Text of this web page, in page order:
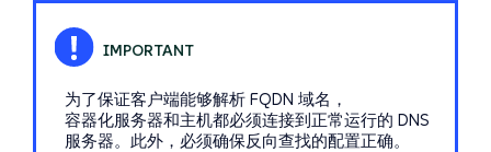
为了保证客户端能够解析 FQDN 域名，
容器化服务器和主机都必须连接到正常运行的 DNS
服务器。此外，必须确保反向查找的配置正确。